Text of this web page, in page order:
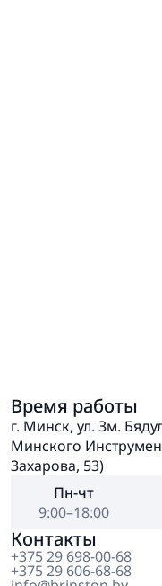
Время работы
г. Минск, ул. Зм.
Минского
Захарова, 53)
Пн-чт
9:00–18:00
Контакты
+375 29 698-00-68
+375 29 606-68-68